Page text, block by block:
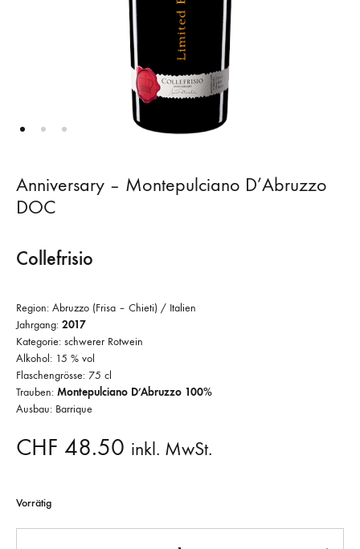
Anniversary – Montepulciano D’Abruzzo
DOC
Collefrisio
Region: Abruzzo (Frisa – Chieti) / Italien
Jahrgang: 2017
Kategorie: schwerer Rotwein
Alkohol: 15 % vol
Flaschengrösse: 75 cl
Trauben: Montepulciano D’Abruzzo 100%
Ausbau: Barrique
CHF 48.50 inkl. MwSt.
Vorrätig